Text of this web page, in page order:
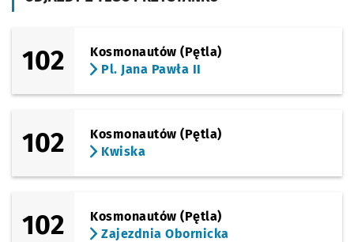
102
Kosmonautów (Pętla)
Pl. Jana Pawła II
102
Kosmonautów (Pętla)
Kwiska
102
Kosmonautów (Pętla)
Zajezdnia Obornicka